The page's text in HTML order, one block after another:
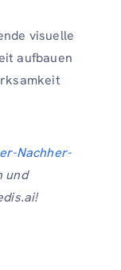
visuelle
aufbauen
Nachher-
und